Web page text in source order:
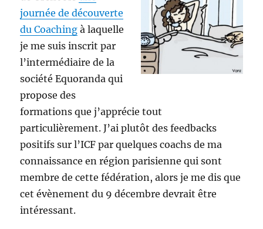
journée de découverte
du Coaching à laquelle
je me suis inscrit par
l’intermédiaire de la
société Equoranda qui
propose des
formations que j’apprécie tout
particulièrement. J’ai plutôt des feedbacks
positifs sur l’ICF par quelques coachs de ma
connaissance en région parisienne qui sont
membre de cette fédération, alors je me dis que
cet évènement du 9 décembre devrait être
intéressant.